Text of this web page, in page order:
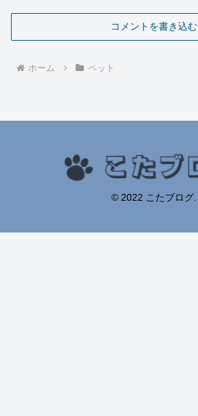
コメントを書き込む
ホーム ペット
© 2022 こたブログ.